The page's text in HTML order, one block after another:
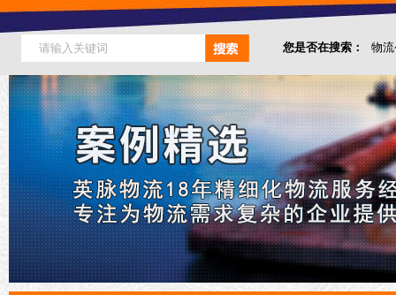
您是否在搜索： 物
仓储综合专业定制物